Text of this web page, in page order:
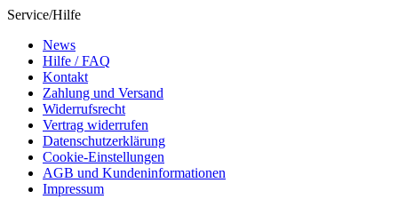
Service/Hilfe
News
Hilfe / FAQ
Kontakt
Zahlung und Versand
Widerrufsrecht
Vertrag widerrufen
Datenschutzerklärung
Cookie-Einstellungen
AGB und Kundeninformationen
Impressum